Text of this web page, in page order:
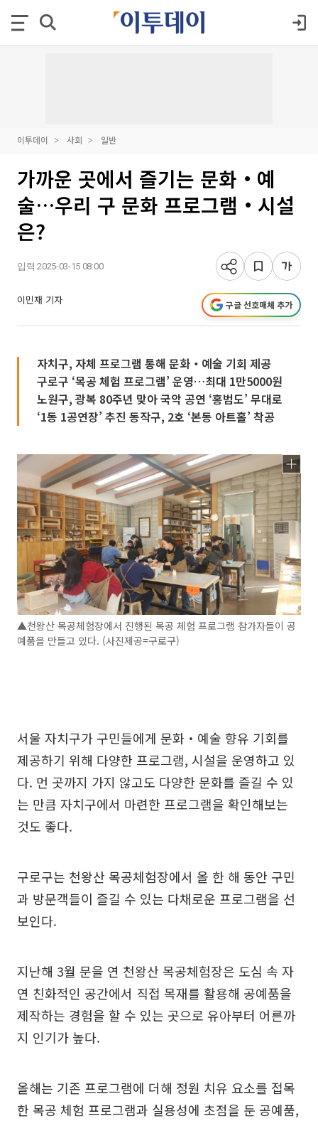
이투데이 사회 일반
가까운 곳에서 즐기는 문화‧예
술…우리 구 문화 프로그램‧시설
은?
입력 2025-03-15 08:00
이민재 기자 구글 선호매체 추가
자치구, 자체 프로그램 통해 문화‧예술 기회 제공
구로구 ‘목공 체험 프로그램’ 운영…최대 1만5000원
노원구, 광복 80주년 맞아 국악 공연 ‘홍범도’ 무대로
‘1동 1공연장’ 추진 동작구, 2호 ‘본동 아트홀’ 착공
▲천왕산 목공체험장에서 진행된 목공 체험 프로그램 참가자들이 공
예품을 만들고 있다. (사진제공=구로구)
서울 자치구가 구민들에게 문화‧예술 향유 기회를
제공하기 위해 다양한 프로그램, 시설을 운영하고 있
다. 먼 곳까지 가지 않고도 다양한 문화를 즐길 수 있
는 만큼 자치구에서 마련한 프로그램을 확인해보는
것도 좋다.
구로구는 천왕산 목공체험장에서 올 한 해 동안 구민
과 방문객들이 즐길 수 있는 다채로운 프로그램을 선
보인다.
지난해 3월 문을 연 천왕산 목공체험장은 도심 속 자
연 친화적인 공간에서 직접 목재를 활용해 공예품을
제작하는 경험을 할 수 있는 곳으로 유아부터 어른까
지 인기가 높다.
올해는 기존 프로그램에 더해 정원 치유 요소를 접목
한 목공 체험 프로그램과 실용성에 초점을 둔 공예품,